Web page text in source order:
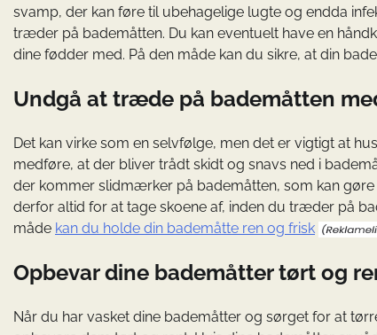
svamp, der kan føre til ubehagelige lugte og endda
træder på bademåtten. Du kan eventuelt have en
dine fødder med. På den måde kan du sikre, at din
Undgå at træde på bademåtten
Det kan virke som en selvfølge, men det er vigtigt at
medføre, at der bliver trådt skidt og snavs ned i
der kommer slidmærker på bademåtten, som kan
derfor altid for at tage skoene af, inden du træder på
måde kan du holde din bademåtte ren og frisk
Opbevar dine bademåtter tørt og
Når du har vasket dine bademåtter og sørget for at